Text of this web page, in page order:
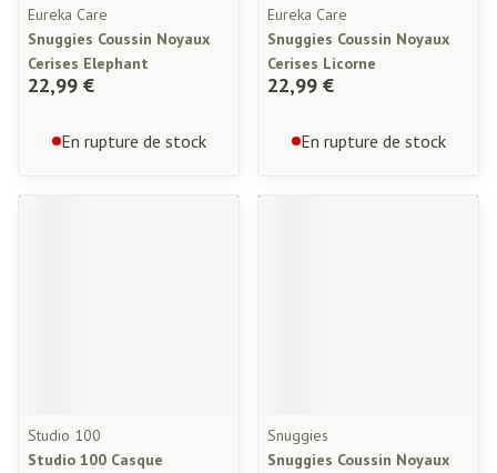
Eureka Care
Snuggies Coussin Noyaux
Cerises Elephant
22,99 €
En rupture de stock
Eureka Care
Snuggies Coussin Noyaux
Cerises Licorne
22,99 €
En rupture de stock
Studio 100
Studio 100 Casque
Snuggies
Snuggies Coussin Noyaux